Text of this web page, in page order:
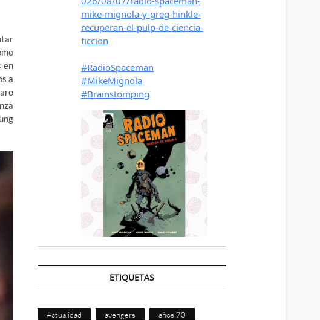
en
a
ETIQUETAS
Actualidad avengers años 70